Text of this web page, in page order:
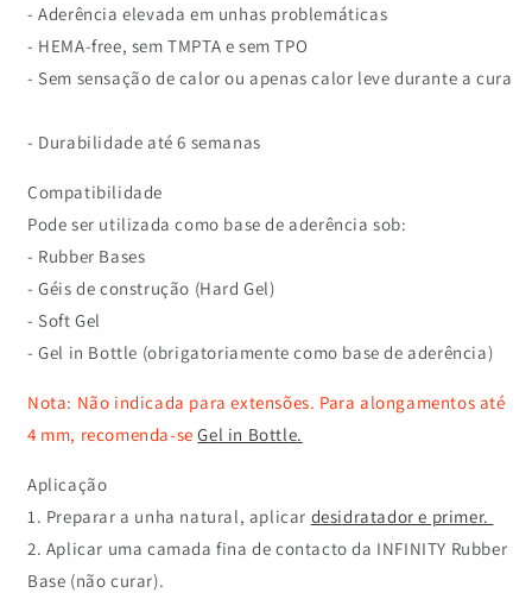
- Aderência elevada em unhas problemáticas
- HEMA-free, sem TMPTA e sem TPO
- Sem sensação de calor ou apenas calor leve durante a cura
- Durabilidade até 6 semanas
Compatibilidade
Pode ser utilizada como base de aderência sob:
- Rubber Bases
- Géis de construção (Hard Gel)
- Soft Gel
- Gel in Bottle (obrigatoriamente como base de aderência)
Nota: Não indicada para extensões. Para alongamentos até
4 mm, recomenda-seGel in Bottle.
Aplicação
1. Preparar a unha natural, aplicar desidratador e primer.
2. Aplicar uma camada fina de contacto da INFINITY Rubber
Base (não curar).